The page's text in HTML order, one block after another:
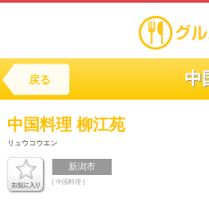
戻る 中
中国料理 柳江苑
リュウコウエン
新潟市
[ 中国料理 ]